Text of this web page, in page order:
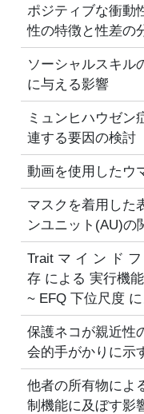
ポジティブな衝動
性の特徴と性差の
ソーシャルスキル
に与える影響
ミュンヒハウゼン
連する要因の検討
動画を使用したウ
マスクを着用した
ンユニット(AU)の
Trait マ イ ン ド
存 による 実行機
~ EFQ 下位尺度
保護ネコが親近性
会的手がかりに示
他者の所有物によ
制機能に及ぼす影